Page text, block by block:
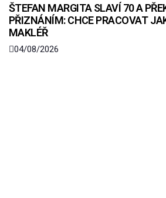
ŠTEFAN MARGITA SLAVÍ 70 A
PŘIZNÁNÍM: CHCE PRACOVAT
MAKLÉŘ
04/08/2026